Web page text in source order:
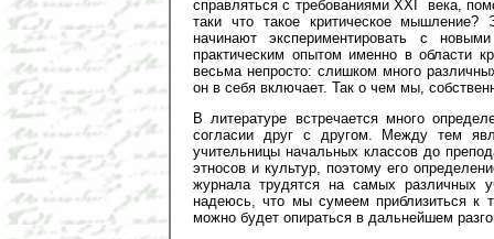
справляться с требованиями XXI века,
таки что такое критическое
начинают экспериментировать с
практическим опытом именно в области
весьма непросто: слишком много
он в себя включает. Так о чем мы,
В литературе встречается много
согласии друг с другом. Между тем
учительницы начальных классов до
этносов и культур, поэтому его
журнала трудятся на самых различных
надеюсь, что мы сумеем приблизиться к
можно будет опираться в дальнейшем